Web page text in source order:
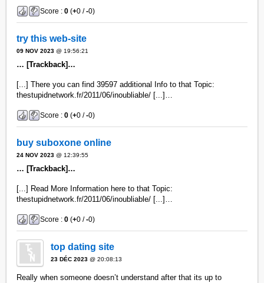
Score :0 (+0 /-0)
try this web-site
09 NOV 2023 @ 19:56:21
… [Trackback]…
[...] There you can find 39597 additional Info to that Topic:
thestupidnetwork.fr/2011/06/inoubliable/ [...]…
Score :0 (+0 /-0)
buy suboxone online
24 NOV 2023 @ 12:39:55
… [Trackback]…
[...] Read More Information here to that Topic:
thestupidnetwork.fr/2011/06/inoubliable/ [...]…
Score :0 (+0 /-0)
top dating site
23 DÉC 2023 @ 20:08:13
Really when someone doesn’t understand after that its up to